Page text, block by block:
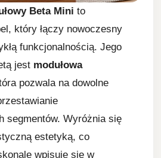
Beta Mini to
który łączy nowoczesny
funkcjonalnością. Jego
jest modułowa
pozwala na dowolne
segmentów. Wyróżnia się
estetyką, co
wpisuje się w